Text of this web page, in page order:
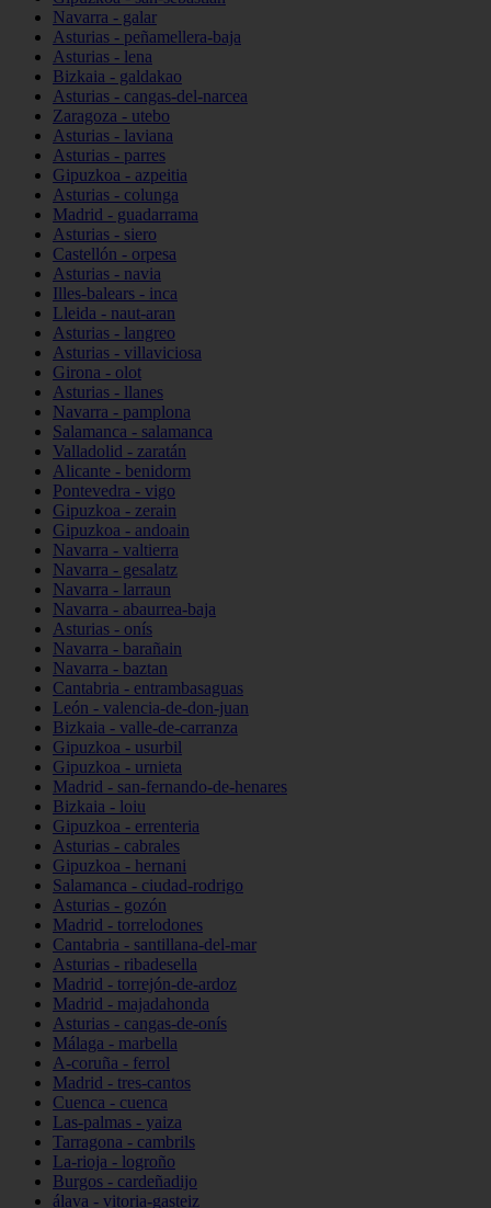
Navarra - galar
Asturias - peñamellera-baja
Asturias - lena
Bizkaia - galdakao
Asturias - cangas-del-narcea
Zaragoza - utebo
Asturias - laviana
Asturias - parres
Gipuzkoa - azpeitia
Asturias - colunga
Madrid - guadarrama
Asturias - siero
Castellón - orpesa
Asturias - navia
Illes-balears - inca
Lleida - naut-aran
Asturias - langreo
Asturias - villaviciosa
Girona - olot
Asturias - llanes
Navarra - pamplona
Salamanca - salamanca
Valladolid - zaratán
Alicante - benidorm
Pontevedra - vigo
Gipuzkoa - zerain
Gipuzkoa - andoain
Navarra - valtierra
Navarra - gesalatz
Navarra - larraun
Navarra - abaurrea-baja
Asturias - onís
Navarra - barañain
Navarra - baztan
Cantabria - entrambasaguas
León - valencia-de-don-juan
Bizkaia - valle-de-carranza
Gipuzkoa - usurbil
Gipuzkoa - urnieta
Madrid - san-fernando-de-henares
Bizkaia - loiu
Gipuzkoa - errenteria
Asturias - cabrales
Gipuzkoa - hernani
Salamanca - ciudad-rodrigo
Asturias - gozón
Madrid - torrelodones
Cantabria - santillana-del-mar
Asturias - ribadesella
Madrid - torrejón-de-ardoz
Madrid - majadahonda
Asturias - cangas-de-onís
Málaga - marbella
A-coruña - ferrol
Madrid - tres-cantos
Cuenca - cuenca
Las-palmas - yaiza
Tarragona - cambrils
La-rioja - logroño
Burgos - cardeñadijo
álava - vitoria-gasteiz